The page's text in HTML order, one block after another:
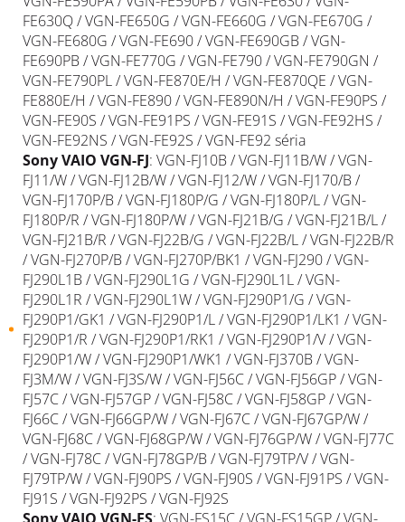
FE630Q / VGN-FE650G / VGN-FE660G / VGN-FE670G /
VGN-FE680G / VGN-FE690 / VGN-FE690GB / VGN-
FE690PB / VGN-FE770G / VGN-FE790 / VGN-FE790GN /
VGN-FE790PL / VGN-FE870E/H / VGN-FE870QE / VGN-
FE880E/H / VGN-FE890 / VGN-FE890N/H / VGN-FE90PS /
VGN-FE90S / VGN-FE91PS / VGN-FE91S / VGN-FE92HS /
VGN-FE92NS / VGN-FE92S / VGN-FE92 séria
SonyVAIO VGN-FJ: VGN-FJ10B / VGN-FJ11B/W / VGN-
FJ11/W / VGN-FJ12B/W / VGN-FJ12/W / VGN-FJ170/B /
VGN-FJ170P/B / VGN-FJ180P/G / VGN-FJ180P/L / VGN-
FJ180P/R / VGN-FJ180P/W / VGN-FJ21B/G / VGN-FJ21B/L /
VGN-FJ21B/R / VGN-FJ22B/G / VGN-FJ22B/L / VGN-FJ22B/R
/ VGN-FJ270P/B / VGN-FJ270P/BK1 / VGN-FJ290 / VGN-
FJ290L1B / VGN-FJ290L1G / VGN-FJ290L1L / VGN-
FJ290L1R / VGN-FJ290L1W / VGN-FJ290P1/G / VGN-
FJ290P1/GK1 / VGN-FJ290P1/L / VGN-FJ290P1/LK1 / VGN-
FJ290P1/R / VGN-FJ290P1/RK1 / VGN-FJ290P1/V / VGN-
FJ290P1/W / VGN-FJ290P1/WK1 / VGN-FJ370B / VGN-
FJ3M/W / VGN-FJ3S/W / VGN-FJ56C / VGN-FJ56GP / VGN-
FJ57C / VGN-FJ57GP / VGN-FJ58C / VGN-FJ58GP / VGN-
FJ66C / VGN-FJ66GP/W / VGN-FJ67C / VGN-FJ67GP/W /
VGN-FJ68C / VGN-FJ68GP/W / VGN-FJ76GP/W / VGN-FJ77C
/ VGN-FJ78C / VGN-FJ78GP/B / VGN-FJ79TP/V / VGN-
FJ79TP/W / VGN-FJ90PS / VGN-FJ90S / VGN-FJ91PS / VGN-
FJ91S / VGN-FJ92PS / VGN-FJ92S